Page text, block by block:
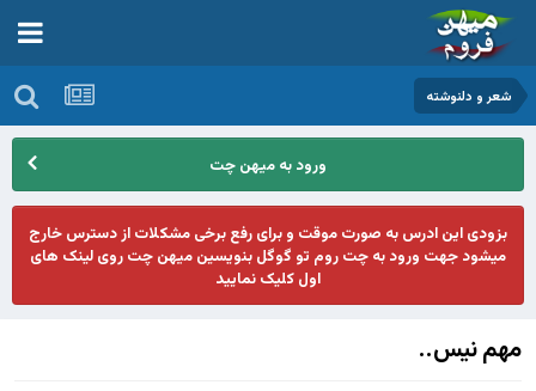
شعر و دلنوشته
ورود به میهن چت
بزودی این ادرس به صورت موقت و برای رفع برخی مشکلات از دسترس خارج
میشود جهت ورود به چت روم تو گوگل بنویسین میهن چت روی لینک های
اول کلیک نمایید
مهم نیس..